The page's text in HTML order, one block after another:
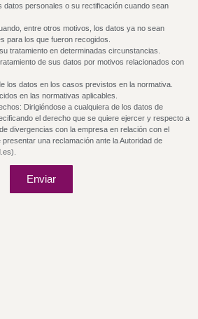
datos personales o su rectificación cuando sean
entre otros motivos, los datos ya no sean
para los que fueron recogidos.
tratamiento en determinadas circunstancias.
de sus datos por motivos relacionados con
los datos en los casos previstos en la normativa.
en las normativas aplicables.
Dirigiéndose a cualquiera de los datos de
el derecho que se quiere ejercer y respecto a
divergencias con la empresa en relación con el
una reclamación ante la Autoridad de
Enviar